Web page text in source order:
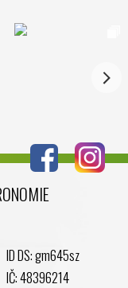
ID DS: gm645sz
IČ: 48396214